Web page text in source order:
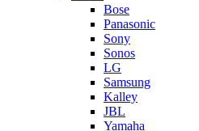
Bose
Panasonic
Sony
Sonos
LG
Samsung
Kalley
JBL
Yamaha